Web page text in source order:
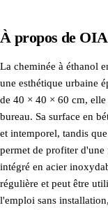
À propos de OIA
La cheminée à éthanol
une esthétique urbaine
de 40 × 40 × 60 cm,
bureau. Sa surface en
et intemporel, tandis
permet de profiter
intégré en acier
régulière et peut être
l'emploi sans